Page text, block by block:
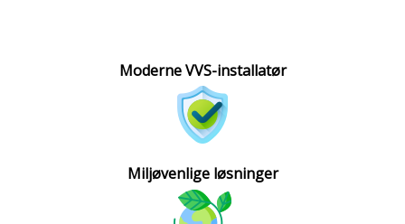
Moderne VVS-installatør​
Miljøvenlige løsninger​